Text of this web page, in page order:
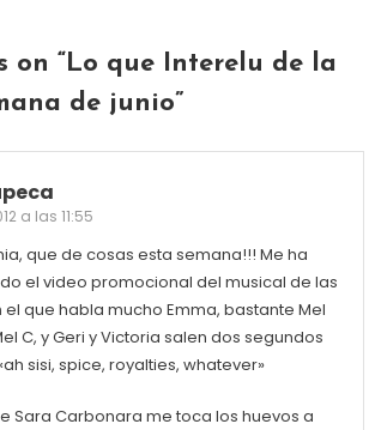
on “Lo que Interelu de la
de junio”
a las 11:55
que de cosas esta semana!!! Me ha
el video promocional del musical de las
el que habla mucho Emma, bastante Mel
C, y Geri y Victoria salen dos segundos
sisi, spice, royalties, whatever»
Sara Carbonara me toca los huevos a